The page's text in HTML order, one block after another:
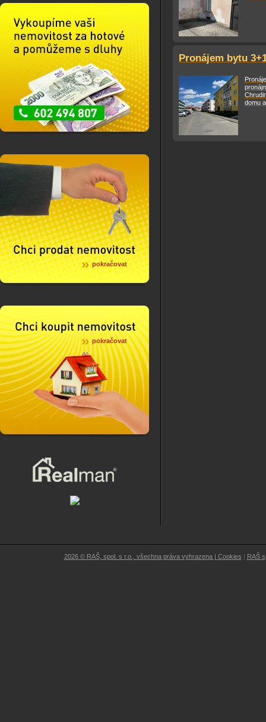
pokračovat
pokračovat
Pronájem bytu
domu
2026 © RAŠ, spol. s r.o., všechna práva vyhrazena | Cookies | RAŠ